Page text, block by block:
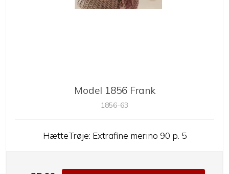
Model 1856 Frank
1856-63
HætteTrøje: Extrafine merino 90 p. 5